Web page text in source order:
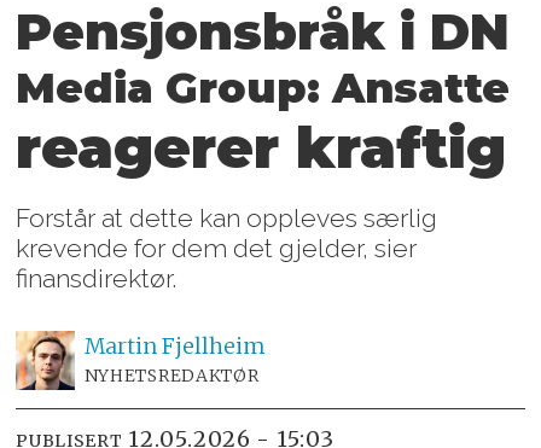
Pensjonsbråk i DN
Media Group: Ansatte
reagerer kraftig
Forstår at dette kan oppleves særlig
krevende for dem det gjelder, sier
finansdirektør.
MartinFjellheim
NYHETSREDAKTØR
PUBLISERT 12.05.2026 - 15:03